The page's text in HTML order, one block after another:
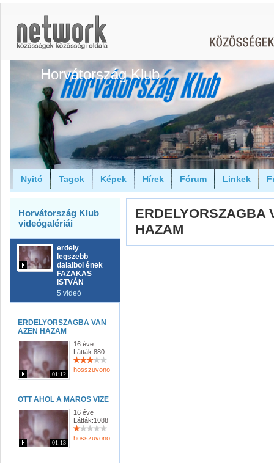
Horvátország Klub
Nyitó Tagok Képek Hírek Fórum Linkek
Horvátország Klub
videógalériái
erdely
legszebb
dalaibol ének
FAZAKAS
ISTVÁN
5 videó
ERDELYORSZAGBA VAN
AZEN HAZAM
01:12
16 éve
Látták:880
hosszuvono
OTT AHOL A MAROS VIZE
01:13
16 éve
Látták:1088
hosszuvono
ERDELYORSZAGBA
HAZAM